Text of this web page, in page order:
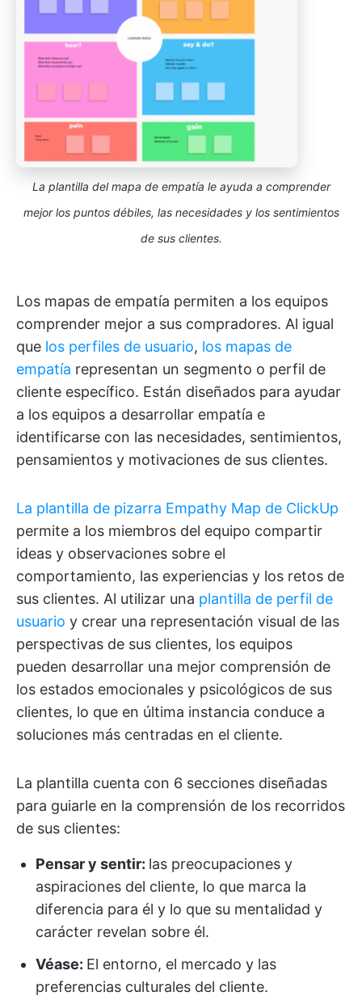
La plantilla del mapa de empatía le ayuda a comprender
mejor los puntos débiles, las necesidades y los sentimientos
de sus clientes.
Los mapas de empatía permiten a los equipos
comprender mejor a sus compradores. Al igual
que los perfiles de usuario, los mapas de
empatía representan un segmento o perfil de
cliente específico. Están diseñados para ayudar
a los equipos a desarrollar empatía e
identificarse con las necesidades, sentimientos,
pensamientos y motivaciones de sus clientes.
La plantilla de pizarra Empathy Map de ClickUp
permite a los miembros del equipo compartir
ideas y observaciones sobre el
comportamiento, las experiencias y los retos de
sus clientes. Al utilizar una plantilla de perfil de
usuario y crear una representación visual de las
perspectivas de sus clientes, los equipos
pueden desarrollar una mejor comprensión de
los estados emocionales y psicológicos de sus
clientes, lo que en última instancia conduce a
soluciones más centradas en el cliente.
La plantilla cuenta con 6 secciones diseñadas
para guiarle en la comprensión de los recorridos
de sus clientes:
Pensar y sentir: las preocupaciones y
aspiraciones del cliente, lo que marca la
diferencia para él y lo que su mentalidad y
carácter revelan sobre él.
Véase: El entorno, el mercado y las
preferencias culturales del cliente.